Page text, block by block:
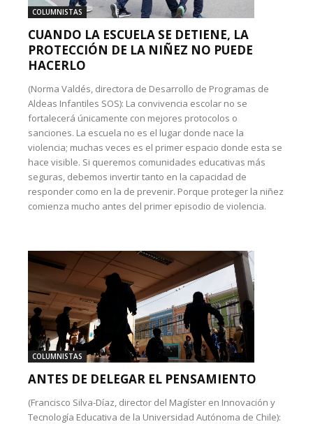
COLUMNISTAS
CUANDO LA ESCUELA SE DETIENE, LA
PROTECCIÓN DE LA NIÑEZ NO PUEDE
HACERLO
(Norma Valdés, directora de Desarrollo de Programas de
Aldeas Infantiles SOS): La convivencia escolar no se
fortalecerá únicamente con mejores protocolos o
sanciones. La escuela no es el lugar donde nace la
violencia; muchas veces es el primer espacio donde esta se
hace visible. Si queremos comunidades educativas más
seguras, debemos invertir tanto en la capacidad de
responder como en la de prevenir. Porque proteger la niñez
comienza mucho antes del primer episodio de violencia.
COLUMNISTAS
ANTES DE DELEGAR EL PENSAMIENTO
(Francisco Silva-Díaz, director del Magíster en Innovación y
Tecnología Educativa de la Universidad Autónoma de Chile):